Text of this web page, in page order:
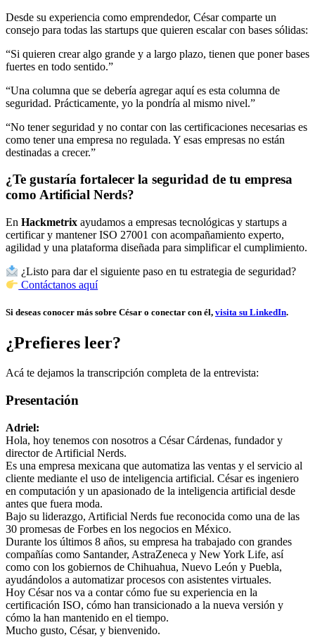
Desde su experiencia como emprendedor, César comparte un
consejo para todas las startups que quieren escalar con bases sólidas:
“Si quieren crear algo grande y a largo plazo, tienen que poner bases
fuertes en todo sentido.”
“Una columna que se debería agregar aquí es esta columna de
seguridad. Prácticamente, yo la pondría al mismo nivel.”
“No tener seguridad y no contar con las certificaciones necesarias es
como tener una empresa no regulada. Y esas empresas no están
destinadas a crecer.”
¿Te gustaría fortalecer la seguridad de tu empresa
como Artificial Nerds?
En Hackmetrix ayudamos a empresas tecnológicas y startups a
certificar y mantener ISO 27001 con acompañamiento experto,
agilidad y una plataforma diseñada para simplificar el cumplimiento.
¿Listo para dar el siguiente paso en tu estrategia de seguridad?
Contáctanos aquí
Si deseas conocer más sobre César o conectar con él, visita su LinkedIn.
¿Prefieres leer?
Acá te dejamos la transcripción completa de la entrevista:
Presentación
Adriel:
Hola, hoy tenemos con nosotros a César Cárdenas, fundador y
director de Artificial Nerds.
Es una empresa mexicana que automatiza las ventas y el servicio al
cliente mediante el uso de inteligencia artificial. César es ingeniero
en computación y un apasionado de la inteligencia artificial desde
antes que fuera moda.
Bajo su liderazgo, Artificial Nerds fue reconocida como una de las
30 promesas de Forbes en los negocios en México.
Durante los últimos 8 años, su empresa ha trabajado con grandes
compañías como Santander, AstraZeneca y New York Life, así
como con los gobiernos de Chihuahua, Nuevo León y Puebla,
ayudándolos a automatizar procesos con asistentes virtuales.
Hoy César nos va a contar cómo fue su experiencia en la
certificación ISO, cómo han transicionado a la nueva versión y
cómo la han mantenido en el tiempo.
Mucho gusto, César, y bienvenido.